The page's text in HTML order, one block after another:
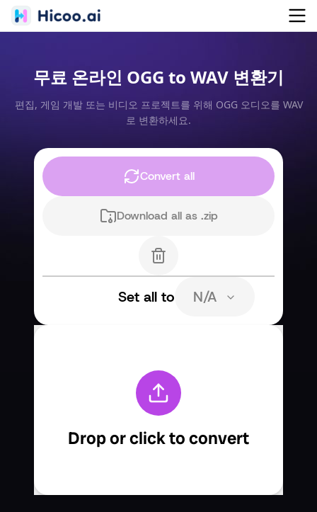
무료 온라인 OGG to WAV 변환기
편집, 게임 개발 또는 비디오 프로젝트를 위해 OGG 오디오를 WAV
로 변환하세요.